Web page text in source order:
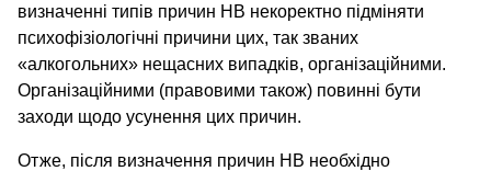
визначенні типів причин НВ некоректно підміняти
психофізіологічні причини цих, так званих
«алкогольних» нещасних випадків, організаційними.
Організаційними (правовими також) повинні бути
заходи щодо усунення цих причин.
Отже, після визначення причин НВ необхідно